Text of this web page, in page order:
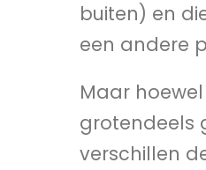
buiten) en
een andere
Maar
grotendeels
verschillen